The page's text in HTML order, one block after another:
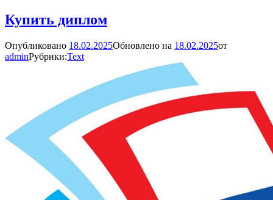
Купить диплом
Опубликовано 18.02.2025Обновлено на 18.02.2025от
adminРубрики:Text